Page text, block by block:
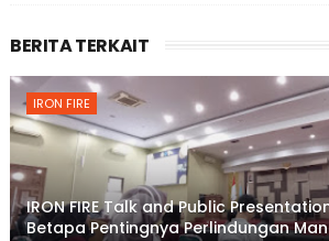
BERITA TERKAIT
IRON FIRE
IRON FIRE Talk and Public
Betapa Pentingnya Perlindungan